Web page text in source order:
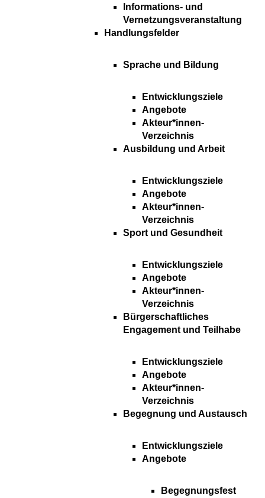
Informations- und
Vernetzungsveranstaltung
Handlungsfelder
Sprache und Bildung
Entwicklungsziele
Angebote
Akteur*innen-
Verzeichnis
Ausbildung und Arbeit
Entwicklungsziele
Angebote
Akteur*innen-
Verzeichnis
Sport und Gesundheit
Entwicklungsziele
Angebote
Akteur*innen-
Verzeichnis
Bürgerschaftliches
Engagement und Teilhabe
Entwicklungsziele
Angebote
Akteur*innen-
Verzeichnis
Begegnung und Austausch
Entwicklungsziele
Angebote
Begegnungsfest